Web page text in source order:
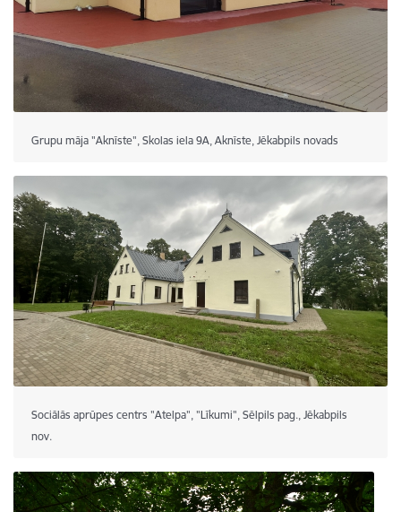
Grupu māja "Aknīste", Skolas iela 9A, Aknīste, Jēkabpils novads
Sociālās aprūpes centrs "Atelpa", "Līkumi", Sēlpils pag., Jēkabpils
nov.